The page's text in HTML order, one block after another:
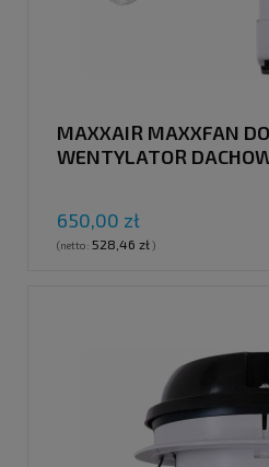
MAXXAIR MAXXFAN
WENTYLATOR
650,00 zł
(netto: 528,46 zł)